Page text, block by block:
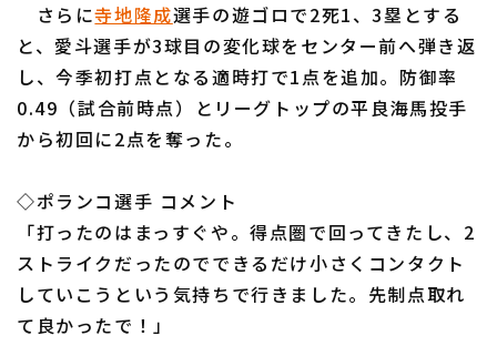
利用規約
運営会社（別ウィンドウで開く） よくある質問
特定商取引法の表示
さらに寺地隆成選手の遊ゴロで2死1、3塁とする
と、愛斗選手が3球目の変化球をセンター前へ弾き返
し、今季初打点となる適時打で1点を追加。防御率
0.49（試合前時点）とリーグトップの平良海馬投手
から初回に2点を奪った。
◇ポランコ選手 コメント
「打ったのはまっすぐや。得点圏で回ってきたし、2
ストライクだったのでできるだけ小さくコンタクト
していこうという気持ちで行きました。先制点取れ
て良かったで！」